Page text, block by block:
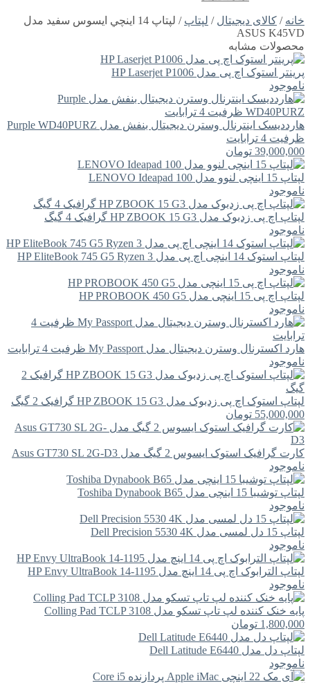
خانه / کالای دیجیتال / لپتاپ
/ لپتاپ 14 اينچي ايسوس سفید مدل
ASUS K45VD
محصولات مشابه
پرینتر استوک اچ پی مدل HP Laserjet P1006
ناموجود
هارددیسک اینترنال وسترن دیجیتال بنفش مدل Purple WD40PURZ
ظرفیت 4 ترابایت
39,000,000 تومان
لپتاپ 15 اینچی لنوو مدل LENOVO Ideapad 100
ناموجود
لپتاپ اچ پی زدبوک مدل HP ZBOOK 15 G3 گرافیک 4 گیگ
ناموجود
لپتاپ استوک 14 اینچی اچ پی مدل HP EliteBook 745 G5 Ryzen 3
ناموجود
لپتاپ اچ پی 15 اینچی مدل HP PROBOOK 450 G5
ناموجود
هارد اکسترنال وسترن دیجیتال مدل My Passport ظرفیت 4 ترابایت
ناموجود
لپتاپ استوک اچ پی زدبوک مدل HP ZBOOK 15 G3 گرافیک 2 گیگ
55,000,000 تومان
کارت گرافیک استوک ایسوس 2 گیگ مدل Asus GT730 SL 2G-D3
ناموجود
لپتاپ توشیبا 15 اینچی مدل Toshiba Dynabook B65
ناموجود
لپتاپ 15 دل لمسی مدل Dell Precision 5530 4K
ناموجود
لپتاپ الترابوک اچ پی 14 اینچ مدل HP Envy UltraBook 14-1195
ناموجود
پایه خنک کننده لپ تاپ تسکو مدل Colling Pad TCLP 3108
1,800,000 تومان
لپتاپ دل مدل Dell Latitude E6440
ناموجود